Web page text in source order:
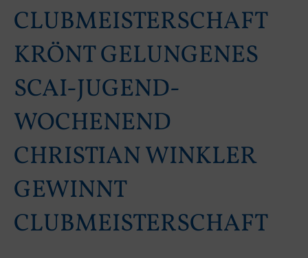
CLUBMEISTERSCHAFT
KRÖNT GELUNGENES
SCAI-JUGEND-
WOCHENEND
CHRISTIAN WINKLER
GEWINNT
CLUBMEISTERSCHAFT